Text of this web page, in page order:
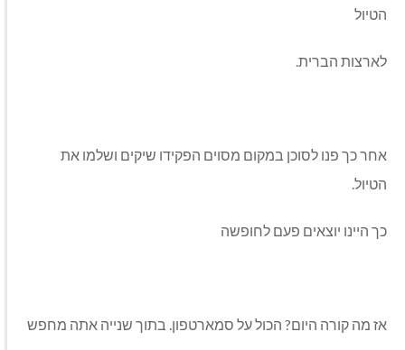
הטיול
לארצות הברית.
אחר כך פנו לסוכן במקום מסוים הפקידו שיקים ושלמו את
הטיול.
כך היינו יוצאים פעם לחופשה
אז מה קורה היום? הכול על סמארטפון. בתוך שנייה אתה מחפש